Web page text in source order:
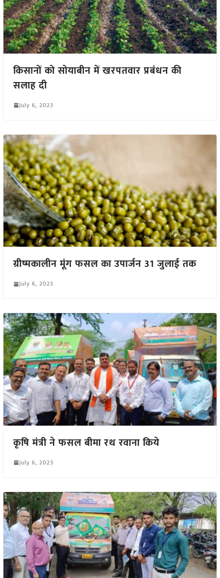
किसानों को सोयाबीन में खरपतवार प्रबंधन की
सलाह दी
July 6, 2023
ग्रीष्मकालीन मूंग फसल का उपार्जन 31 जुलाई तक
July 6, 2023
कृषि मंत्री ने फसल बीमा रथ रवाना किये
July 6, 2023